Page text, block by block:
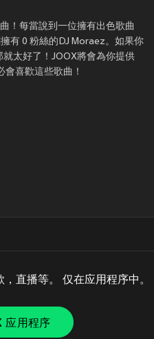
！每當說到一位擁有出色歌曲
有 0 粉絲的DJ Moraez。如果你
太好了！JOOX將會為你提供
會喜歡這些歌曲！
直播等。 仅在应用程序中。
应用程序